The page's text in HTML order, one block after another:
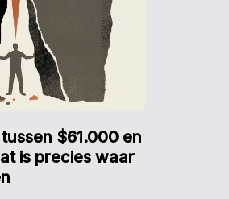
$61.000 en
is precies waar